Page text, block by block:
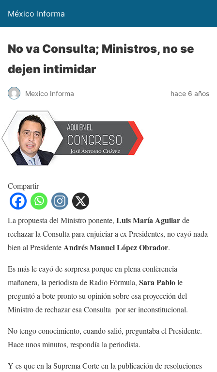
México Informa
No va Consulta; Ministros, no se
dejen intimidar
Mexico Informa hace 6 años
Compartir
La propuesta del Ministro ponente, Luis María Aguilarde
rechazar la Consulta para enjuiciar a ex Presidentes, no cayó nada
bien al PresidenteAndrés Manuel López Obrador.
Es más le cayó de sorpresa porque en plena conferencia
mañanera, la periodista de Radio Fórmula, Sara Pablole
preguntó a bote pronto su opinión sobre esa proyección del
Ministro de rechazar esa Consulta por ser inconstitucional.
No tengo conocimiento, cuando salió, preguntaba el Presidente.
Hace unos minutos, respondía la periodista.
Y es que en la Suprema Corte en la publicación de resoluciones